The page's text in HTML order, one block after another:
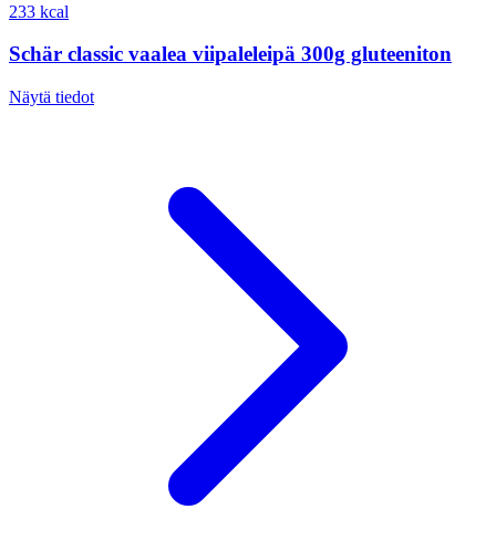
233 kcal
Schär classic vaalea viipaleleipä 300g gluteeniton
Näytä tiedot